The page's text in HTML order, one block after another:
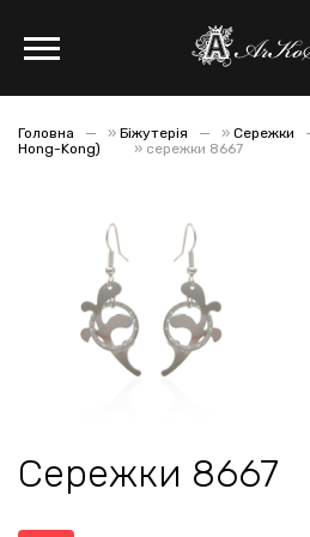
Головна » Біжутерія » Сережки
Hong-Kong)
» сережки 8667
Сережки 8667